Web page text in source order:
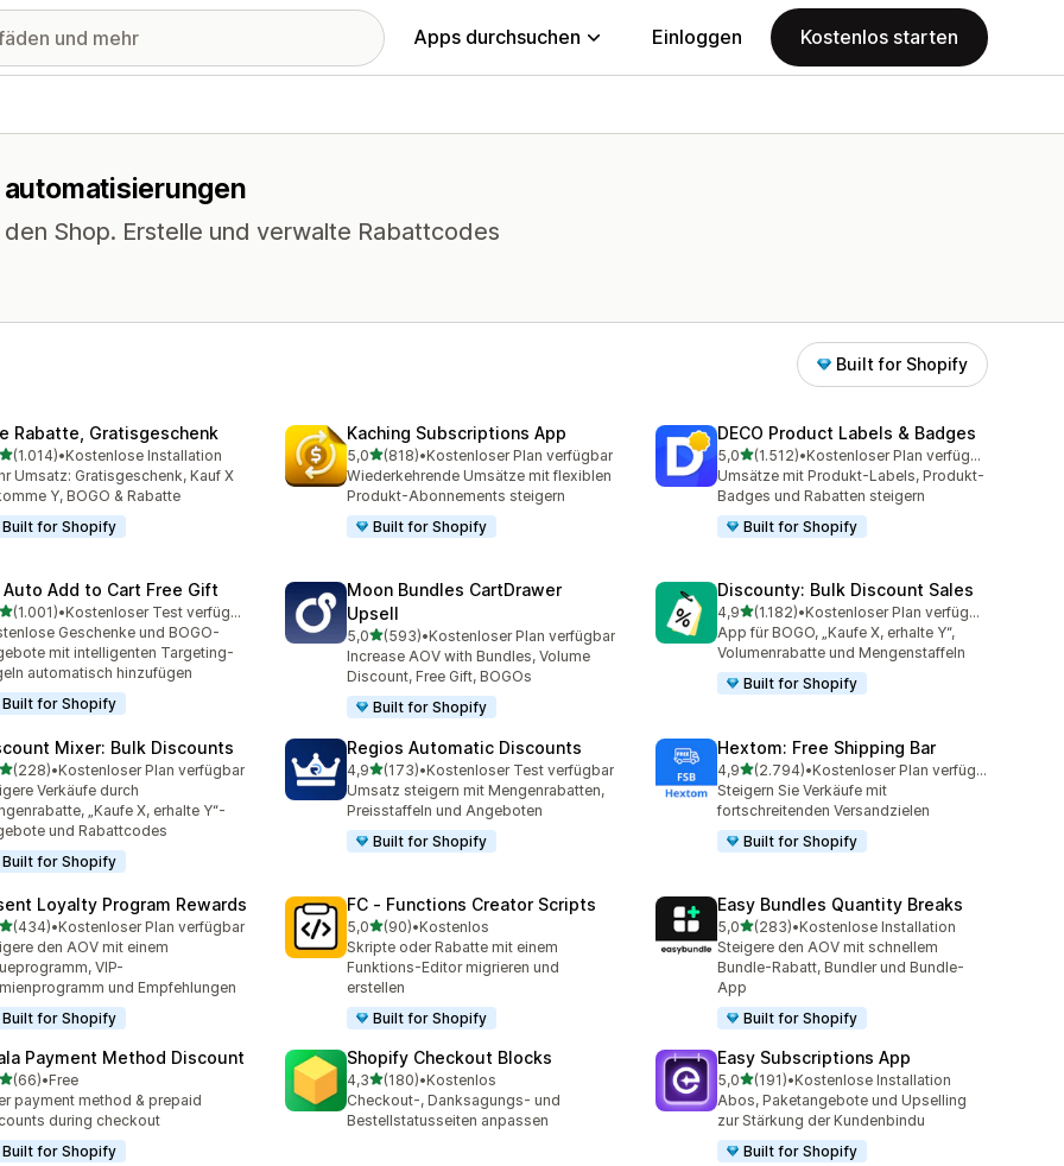
Apps durchsuchen Einloggen Kostenlos starten
Shop. Erstelle und verwalte Rabattcodes
Built for Shopify
Rabatte, Gratisgeschenk
von 5 Sternen
(1.014)
Rezensionen insgesamt
•Kostenlose Installation
Umsatz: Gratisgeschenk, Kauf X
Y, BOGO & Rabatte
Built for Shopify
Kaching Subscriptions App
5,0von 5 Sternen
(818)
818 Rezensionen insgesamt
•Kostenloser Plan verfügbar
Wiederkehrende Umsätze mit flexiblen
Produkt-Abonnements steigern
Built for Shopify
DECO Product Labels & Badges
5,0von 5 Sternen
(1.512)
1512 Rezensionen insgesamt
•
Kostenloser Plan verfügbar
Umsätze mit Produkt-Labels, Produkt-
Badges und Rabatten steigern
Built for Shopify
Auto Add to Cart Free Gift
von 5 Sternen
(1.001)
Rezensionen insgesamt
•
Kostenloser Test verfügbar
Geschenke und BOGO-
mit intelligenten Targeting-
automatisch hinzufügen
Built for Shopify
Moon Bundles CartDrawer
Upsell
5,0von 5 Sternen
(593)
593 Rezensionen insgesamt
•Kostenloser Plan verfügbar
Increase AOV with Bundles, Volume
Discount, Free Gift, BOGOs
Built for Shopify
Discounty: Bulk Discount Sales
4,9von 5 Sternen
(1.182)
1182 Rezensionen insgesamt
•
Kostenloser Plan verfügbar
App für BOGO, „Kaufe X, erhalte Y“,
Volumenrabatte und Mengenstaffeln
Built for Shopify
Mixer: Bulk Discounts
von 5 Sternen
(228)
Rezensionen insgesamt
•Kostenloser Plan verfügbar
Verkäufe durch
„Kaufe X, erhalte Y“-
und Rabattcodes
Built for Shopify
Regios Automatic Discounts
4,9von 5 Sternen
(173)
173 Rezensionen insgesamt
•Kostenloser Test verfügbar
Umsatz steigern mit Mengenrabatten,
Preisstaffeln und Angeboten
Built for Shopify
Hextom: Free Shipping Bar
4,9von 5 Sternen
(2.794)
2794 Rezensionen insgesamt
•
Kostenloser Plan verfügbar
Steigern Sie Verkäufe mit
fortschreitenden Versandzielen
Built for Shopify
Loyalty Program Rewards
von 5 Sternen
(434)
Rezensionen insgesamt
•Kostenloser Plan verfügbar
den AOV mit einem
VIP-
und Empfehlungen
Built for Shopify
FC ‑ Functions Creator Scripts
5,0von 5 Sternen
(90)
90 Rezensionen insgesamt
•Kostenlos
Skripte oder Rabatte mit einem
Funktions-Editor migrieren und
erstellen
Built for Shopify
Easy Bundles Quantity Breaks
5,0von 5 Sternen
(283)
283 Rezensionen insgesamt
•Kostenlose Installation
Steigere den AOV mit schnellem
Bundle-Rabatt, Bundler und Bundle-
App
Built for Shopify
Payment Method Discount
von 5 Sternen
(66) insgesamt
•Free
payment method & prepaid
during checkout
Built for Shopify
Shopify Checkout Blocks
4,3von 5 Sternen
(180)
180 Rezensionen insgesamt
•Kostenlos
Checkout-, Danksagungs- und
Bestellstatusseiten anpassen
Easy Subscriptions App
5,0von 5 Sternen
(191)
191 Rezensionen insgesamt
•Kostenlose Installation
Abos, Paketangebote und Upselling
zur Stärkung der Kundenbindu
Built for Shopify